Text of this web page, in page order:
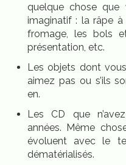
quelque chose que
imaginatif : la râpe
fromage, les bols
présentation, etc.
Les objets dont
aimez pas ou s’ils
en.
Les CD que
années. Même
évoluent avec le
dématérialisés.